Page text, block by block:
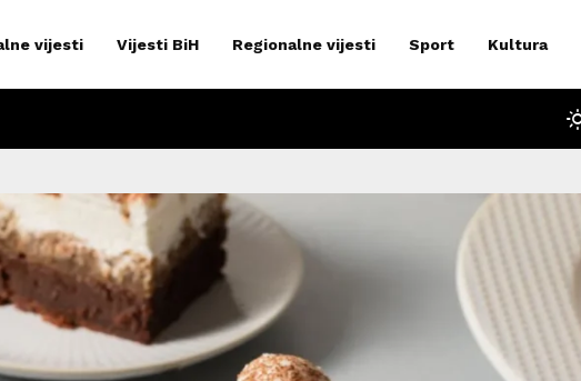
vijesti Vijesti BiH Regionalne vijesti Sport Kultura